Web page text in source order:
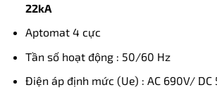
22kA
Aptomat 4 cực
Tần số hoạt động : 50/60 Hz
Điện áp định mức (Ue) : AC 690V/ DC